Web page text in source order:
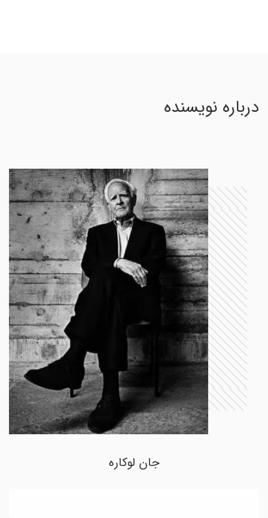
درباره نویسنده
جان لوکاره